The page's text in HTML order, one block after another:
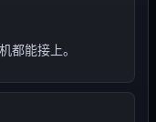
都能接上。